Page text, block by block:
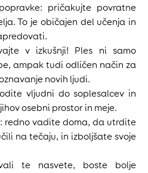
pričakujte povratne
To je običajen del učenja in
v izkušnji! Ples ni samo
ampak tudi odličen način za
novih ljudi.
vljudni do soplesalcev in
osebni prostor in meje.
redno vadite doma, da utrdite
na tečaju, in izboljšate svoje
te nasvete, boste bolje